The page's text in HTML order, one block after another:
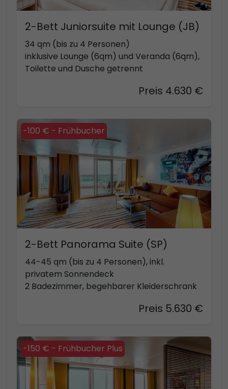
2-Bett Juniorsuite mit Lounge (JB)
34 qm (bis zu 4 Personen)
inklusive Lounge (6qm) und Veranda (6qm),
Toilette und Dusche getrennt
Preis 4.630 €
-100 € - Frühbucher
2-Bett Panorama Suite (SP)
44-45 qm (bis zu 4 Personen), inkl.
privatem Sonnendeck
2 Badezimmer, begehbarer Kleiderschrank
Preis 5.630 €
-150 € - Frühbucher Plus